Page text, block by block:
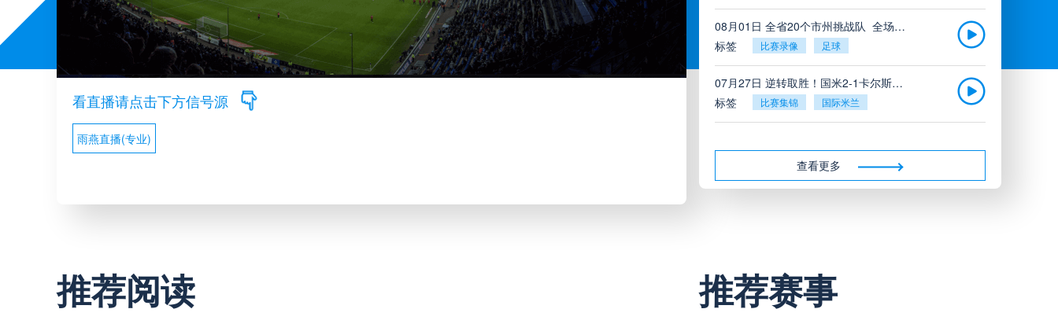
看直播请点击下方信号源
雨燕直播(专业)
08月01日 全省20个市州挑战队_全场录像回放
标签
比赛录像 足球
07月27日 逆转取胜！国米2-1卡尔斯鲁厄_全场录像回放
标签
比赛集锦 国际米兰
足球
标签
比赛录像 足球
07月26日 广州戴拿模_全场录像回放
查看更多
推荐阅读 推荐赛事